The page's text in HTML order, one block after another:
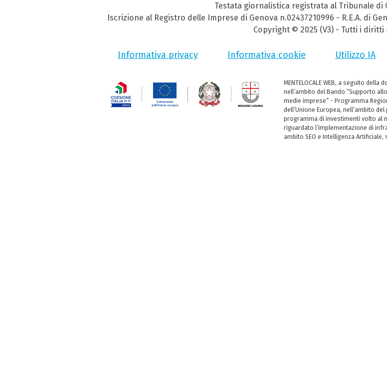
Testata giornalistica registrata al Tribunale di
Iscrizione al Registro delle Imprese di Genova n.02437210996 - R.E.A. di
Copyright © 2025 (V3) - Tutti i diritti
Informativa privacy Informativa cookie Utilizzo IA
MENTELOCALE WEB, a seguito
nell’ambito del Bando “Supporto
medie imprese” - Programma
dell’Unione Europea, nell’ambito del
programma di investimenti volto al
riguardato l’implementazione di
ambito SEO e Intelligenza